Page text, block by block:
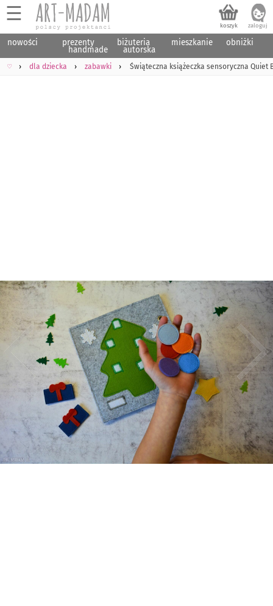
☰
nowości prezenty
handmade
biżuteria
autorska
mieszkanie obniżki
♡ dla dziecka zabawki Świąteczna książeczka sensoryczna Quiet